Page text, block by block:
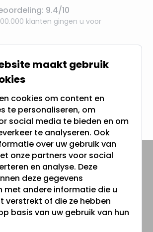
9.4/10
klanten gingen u voor
naar NL & BE
recht op retour
voorraad
Producten
maakt gebruik
cookies om content en
te personaliseren, om
social media te bieden en om
te analyseren. Ook
over uw gebruik van
onze partners voor social
en analyse. Deze
deze gegevens
met andere informatie die u
verstrekt of die ze hebben
basis van uw gebruik van hun